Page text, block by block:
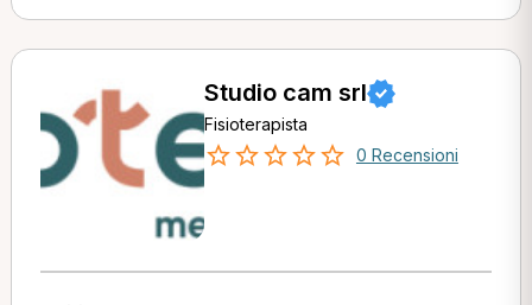
Studio cam srl
Fisioterapista
0 Recensioni